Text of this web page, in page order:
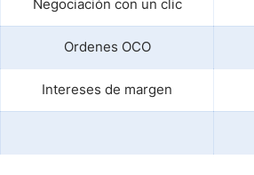
Negociación con un clic
Ordenes OCO
Intereses de margen